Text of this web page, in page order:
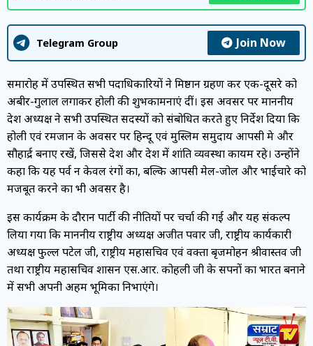
Telegram Group Join Now
समारोह में उपस्थित सभी पदाधिकारियों ने मिष्ठान ग्रहण कर एक-दूसरे को
अबीर-गुलाल लगाकर होली की शुभकामनाएं दीं। इस अवसर पर माननीय
प्रदेश अध्यक्ष ने सभी उपस्थित सदस्यों को संबोधित करते हुए निर्देश दिया कि
होली एवं रमजान के अवसर पर हिन्दू एवं मुस्लिम समुदाय आपसी प्रेम और
सौहार्द्र बनाए रखें, जिससे प्रदेश और देश में शांति व्यवस्था कायम रहे। उन्होंने
कहा कि यह पर्व न केवल रंगों का, बल्कि आपसी मेल-जोल और भाईचारे को
मजबूत करने का भी अवसर है।
इस कार्यक्रम के दौरान पार्टी की नीतियों पर चर्चा की गई और यह संकल्प
लिया गया कि माननीय राष्ट्रीय अध्यक्ष अजीत पवार जी, राष्ट्रीय कार्यकारी
अध्यक्ष प्रफुल्ल पटेल जी, राष्ट्रीय महासचिव एवं प्रवक्ता बृजमोहन श्रीवास्तव जी
तथा राष्ट्रीय महासचिव प्रशासन एस.आर. कोहली जी के सपनों का भारत बनाने
में सभी अपनी अहम भूमिका निभाएंगे।